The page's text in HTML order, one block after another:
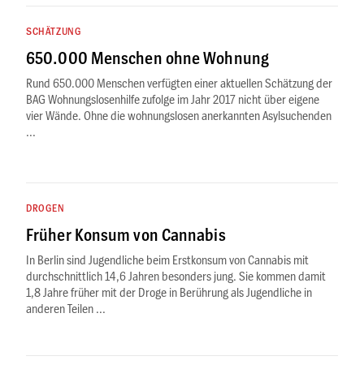
SCHÄTZUNG
650.000 Menschen ohne Wohnung
Rund 650.000 Menschen verfügten einer aktuellen Schätzung der
BAG Wohnungslosenhilfe zufolge im Jahr 2017 nicht über eigene
vier Wände. Ohne die wohnungslosen anerkannten Asylsuchenden
...
DROGEN
Früher Konsum von Cannabis
In Berlin sind Jugendliche beim Erstkonsum von Cannabis mit
durchschnittlich 14,6 Jahren besonders jung. Sie kommen damit
1,8 Jahre früher mit der Droge in Berührung als Jugendliche in
anderen Teilen ...